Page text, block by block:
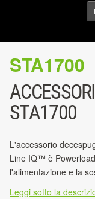
STA1700
STA1700
L'accessorio
Line IQ™ è
l'alimentazione e la
Leggi sotto la